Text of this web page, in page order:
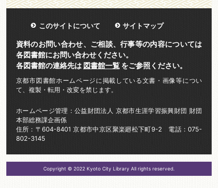
このサイトについて サイトマップ
資料のお問い合わせ、ご相談、行事等の内容については
各図書館にお問い合わせください。
各図書館の連絡先は 図書館一覧をご参照ください。
京都市図書館ホームページに掲載している文書・画像等につい
て、複製・転用・改変を禁じます。
ホームページ管理：公益財団法人 京都市生涯学習振興財団 財団
本部総務課企画係
住所：〒604-8401 京都市中京区聚楽廻松下町9-2 電話：075-
802-3145
Copyright © 2022 Kyoto City Library All rights reserved.